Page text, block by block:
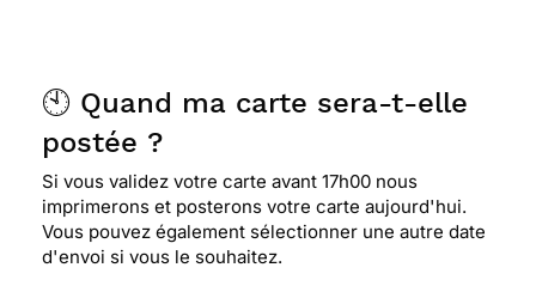
🕙 Quand ma carte sera-t-elle
postée ?
Si vous validez votre carte avant 17h00 nous
imprimerons et posterons votre carte aujourd'hui.
Vous pouvez également sélectionner une autre date
d'envoi si vous le souhaitez.